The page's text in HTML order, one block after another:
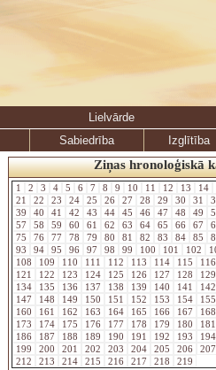
Lielvārde
Sabiedrība
Izglītība
Ziņas hronoloģiskā
1 2 3 4 5 6 7 8 9 10 11 12 13 14
21
22 23 24 25 26 27 28 29 30 31
39
40 41 42 43 44 45 46 47 48 49
57
58 59 60 61 62 63 64 65 66 67
75
76 77 78 79 80 81 82 83 84 85
93
94 95 96 97 98 99 100 101 102
108
109 110 111 112 113 114 115
121
122 123 124 125 126 127 128
134
135 136 137 138 139 140 141
147
148 149 150 151 152 153 154
160
161 162 163 164 165 166 167
173
174 175 176 177 178 179 180
186
187 188 189 190 191 192 193
199
200 201 202 203 204 205 206
212
213 214 215 216 217 218 219